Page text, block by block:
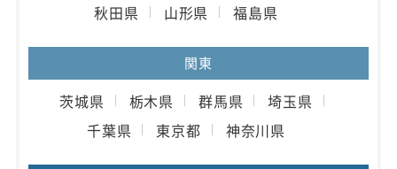
秋田県
山形県 福島県
関東
茨城県 栃木県 群馬県
埼玉県
千葉県
東京都 神奈川県